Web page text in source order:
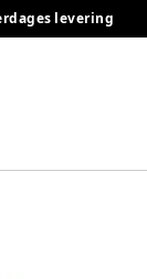
levering